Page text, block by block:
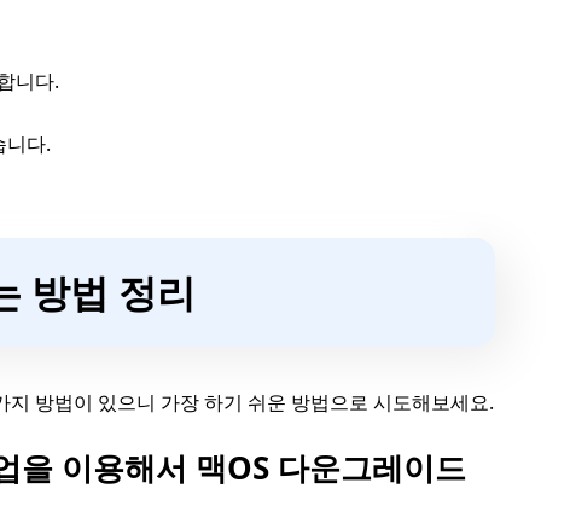
니다.
니다.
방법 정리
방법이 있으니 가장 하기 쉬운 방법으로 시도해보세요.
이용해서 맥OS 다운그레이드